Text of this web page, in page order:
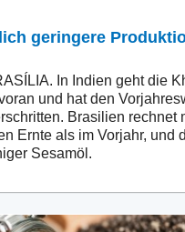
geringere
In Indien geht die
und hat den
Brasilien rechnet
Ernte als im Vorjahr, und
Sesamöl.